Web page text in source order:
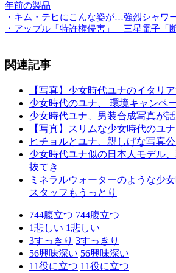
年前の製品
・キム・テヒにこんな姿が…強烈シャワ
・アップル「特許権侵害」 三星電子「
関連記事
【写真】少女時代ユナのイタリ
少女時代のユナ、 環境キャンペ
少女時代ユナ、男装合成写真が話
【写真】スリムな少女時代のユナ
ヒチョルとユナ、親しげな写真
少女時代ユナ似の日本人モデル
抜てき
ミネラルウォーターのような少
スタッフもうっとり
744腹立つ 744腹立つ
1悲しい 1悲しい
3すっきり 3すっきり
56興味深い 56興味深い
11役に立つ 11役に立つ